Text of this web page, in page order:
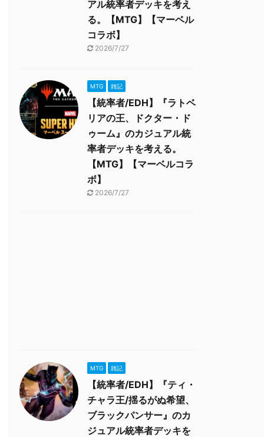
アル統率者デッキを考え
る。【MTG】【マーベル
コラボ】
2026/7/27
MTG 雑記
【統率者/EDH】『ラトベ
リアの王、ドクター・ド
ゥーム』のカジュアル統
率者デッキを考える。
【MTG】【マーベルコラ
ボ】
2026/7/27
MTG 雑記
【統率者/EDH】『ティ・
チャラ王/揺るがぬ希望、
ブラックパンサー』のカ
ジュアル統率者デッキを